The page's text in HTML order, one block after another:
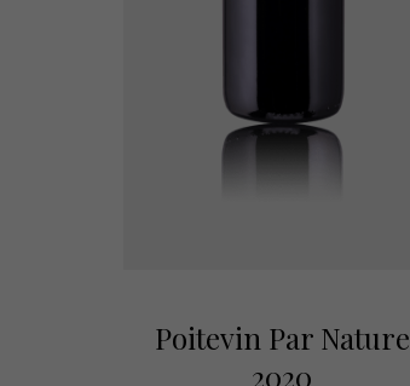
Poitevin Par Nature
2020